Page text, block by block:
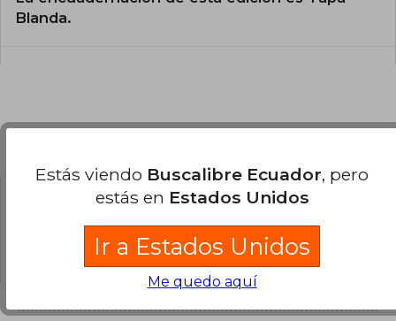
Blanda.
para poder agregar tu propia pregunta.
Estás viendo Buscalibre Ecuador, pero
estás en Estados Unidos
Ir a Estados Unidos
Me quedo aquí